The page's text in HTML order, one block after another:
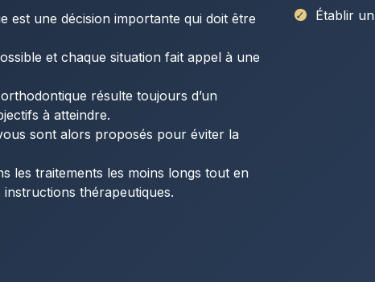
est une décision importante qui doit être
et chaque situation fait appel à une
résulte toujours d’un
à atteindre.
sont alors proposés pour éviter la
les traitements les moins longs tout en
thérapeutiques.
Établir un